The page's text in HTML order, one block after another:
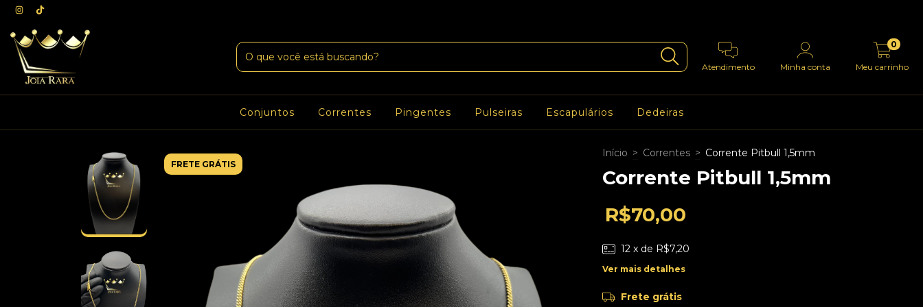
Atendimento Minha conta Meu carrinho
0
Conjuntos Correntes Pingentes Pulseiras Escapulários Dedeiras
FRETE GRÁTIS
Início > Correntes > Corrente Pitbull 1,5mm
Corrente Pitbull 1,5mm
R$70,00
12 x de R$7,20
Ver mais detalhes
Frete grátis